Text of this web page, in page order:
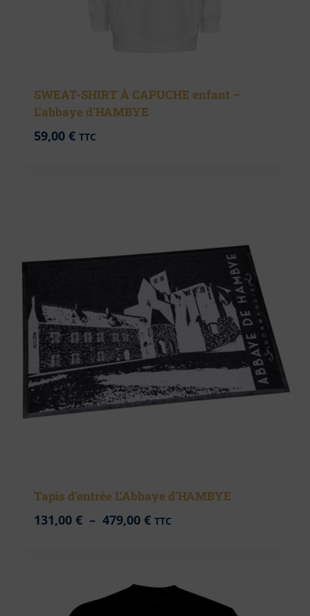
SWEAT-SHIRT À CAPUCHE enfant –
L’abbaye d’HAMBYE
59,00 € TTC
Tapis d’entrée L’Abbaye d’HAMBYE
131,00 € – 479,00 €Plage
TTC